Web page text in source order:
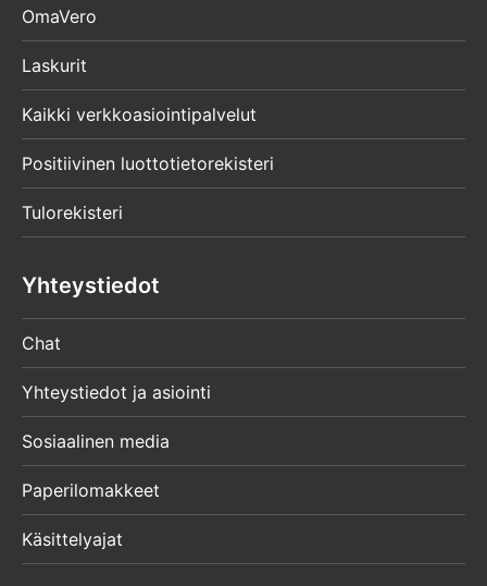
OmaVero
Laskurit
Kaikki verkkoasiointipalvelut
Positiivinen luottotietorekisteri
Tulorekisteri
Yhteystiedot
Chat
Yhteystiedot ja asiointi
Sosiaalinen media
Paperilomakkeet
Käsittelyajat